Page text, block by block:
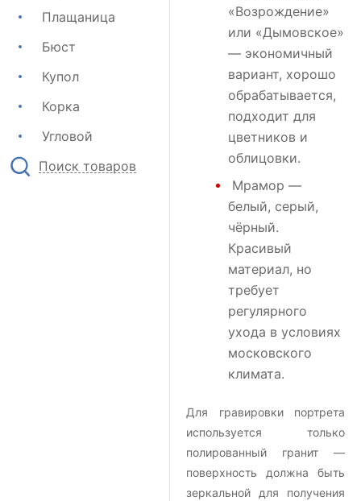
Плащаница
Бюст
Купол
Корка
Угловой
Поиск товаров
«Возрождение»
или «Дымовское»
— экономичный
вариант, хорошо
обрабатывается,
подходит для
цветников и
облицовки.
Мрамор —
белый, серый,
чёрный.
Красивый
материал, но
требует
регулярного
ухода в условиях
московского
климата.
Для гравировки портрета
используется только
полированный гранит —
поверхность должна быть
зеркальной для получения